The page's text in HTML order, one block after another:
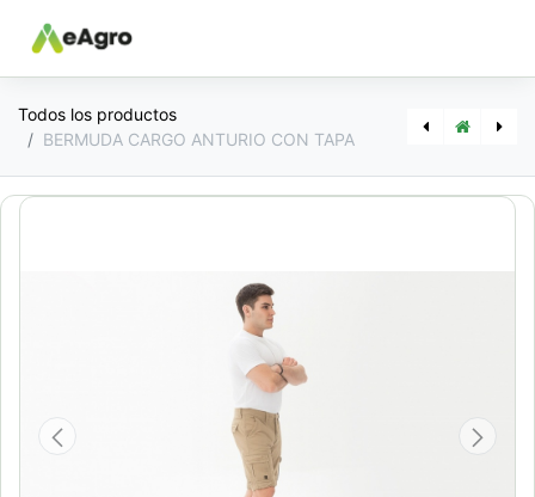
Todos los productos
BERMUDA CARGO ANTURIO CON TAPA